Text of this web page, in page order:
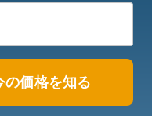
の価格を知る